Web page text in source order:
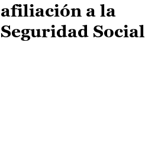
afiliación a la
Seguridad Social